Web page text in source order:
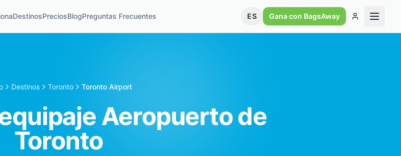
DestinosPreciosBlogPreguntas Frecuentes ES Gana con BagsAway
Destinos Toronto Toronto Airport
Aeropuerto de
Toronto